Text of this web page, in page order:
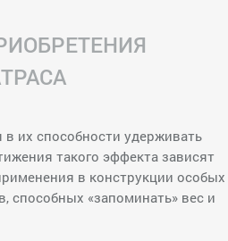
их способности удерживать
такого эффекта зависят
в конструкции особых
способных «запоминать» вес и